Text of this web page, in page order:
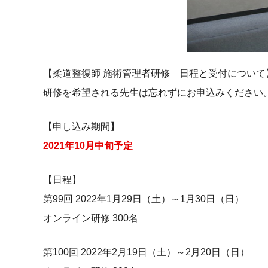
【柔道整復師 施術管理者研修 日程と受付について
研修を希望される先生は忘れずにお申込みください
【申し込み期間】
2021年10月中旬予定
【日程】
第99回 2022年1月29日（土）～1月30日（日）
オンライン研修 300名
第100回 2022年2月19日（土）～2月20日（日）